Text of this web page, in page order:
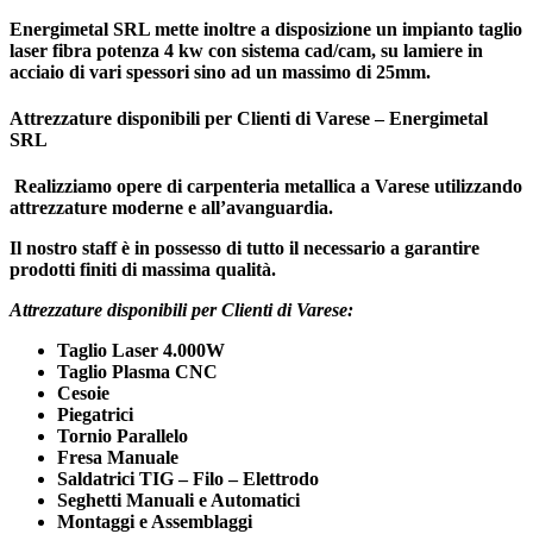
Energimetal SRL mette inoltre a disposizione un impianto taglio
laser fibra potenza 4 kw con sistema cad/cam, su lamiere in
acciaio di vari spessori sino ad un massimo di 25mm.
Attrezzature disponibili per Clienti di Varese – Energimetal
SRL
Realizziamo opere di carpenteria metallica a Varese utilizzando
attrezzature moderne e all’avanguardia.
Il nostro staff è in possesso di tutto il necessario a garantire
prodotti finiti di massima qualità.
Attrezzature disponibili per Clienti di Varese:
Taglio Laser 4.000W
Taglio Plasma CNC
Cesoie
Piegatrici
Tornio Parallelo
Fresa Manuale
Saldatrici TIG – Filo – Elettrodo
Seghetti Manuali e Automatici
Montaggi e Assemblaggi